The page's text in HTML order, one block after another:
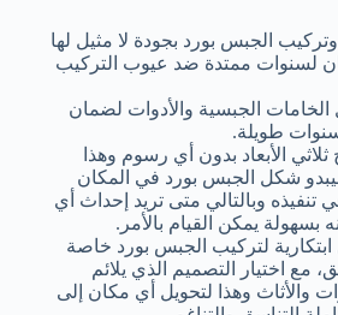
الجبس بورد بجودة لا مثيل لها
لسنوات ممتدة ضد عيوب التركيب
الجبسية والأدوات لضمان
طويلة.
الأبعاد بدون أي رسوم وهذا
شكل الجبس بورد في المكان
تنفيذه وبالتالي متى تريد إحداث أي
بسهولة يمكن القيام بالأمر.
لتركيب الجبس بورد خاصة
مع اختيار التصميم الذي يلائم
والأثاث وهذا لتحويل أي مكان إلى